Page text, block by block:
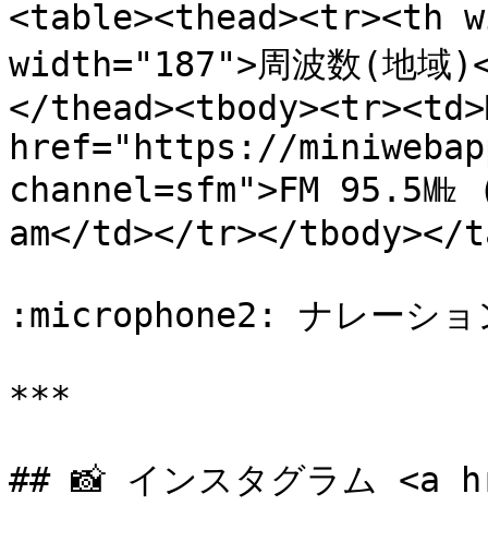
<table><thead><tr><th
width="187">周波数(地
</
href="https://
channel=sfm">FM 95.5
am</td></tr></tbody></
:microphone2: ナレーショ
***
## 📸 インスタグラム